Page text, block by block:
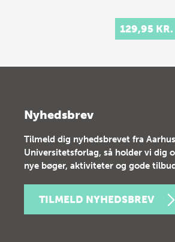
129,95 KR.
Nyhedsbrev
Tilmeld dig nyhedsbrevet fra Aarhus
Universitetsforlag, så holder vi dig
nye bøger, aktiviteter og gode
TILMELD NYHEDSBREV